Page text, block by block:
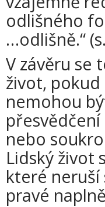
odlišného
…odlišně.“
V závěru se
život,
nemohou
nebo
Lidský život
které neruší
pravé